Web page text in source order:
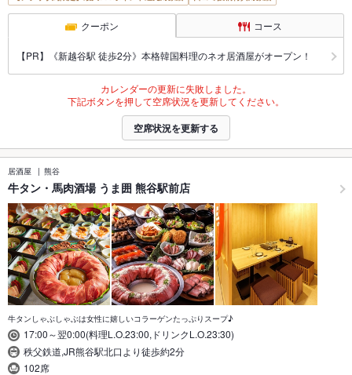
クーポン コース
【PR】《新越谷駅 徒歩2分》本格韓国料理のネオ居酒屋がオープン！
カレンダーの更新に失敗しました。
下記ボタンを押して空席状況を更新してください。
空席状況を更新する
居酒屋 熊谷
牛タン・馬肉酒場 うま囲 熊谷駅前店
牛タンしゃぶしゃぶは女性に嬉しいコラーゲンたっぷりスープ♪
17:00～翌0:00(料理L.O.23:00,ドリンクL.O.23:30)
秩父鉄道,JR熊谷駅北口より徒歩約2分
102席